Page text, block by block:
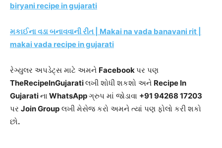
biryani recipe in gujarati
મકાઈના વડા બનાવવાની રીત | Makai na vada banavani rit |
makai vada recipe in gujarati
રેગ્યુલર અપડેટ્સ માટે અમને Facebook પર પણ
TheRecipeInGujaratiલખી શોધી શકશો અને Recipe In
Gujaratiના WhatsAppગ્રુપ માં જોડાવા +91 94268 17203
પર Join Group લખી મેસેજ કરો અમને ત્યાં પણ ફોલો કરી શકો
છો.